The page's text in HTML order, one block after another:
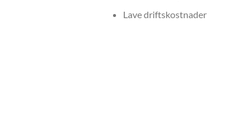
Lave driftskostnader